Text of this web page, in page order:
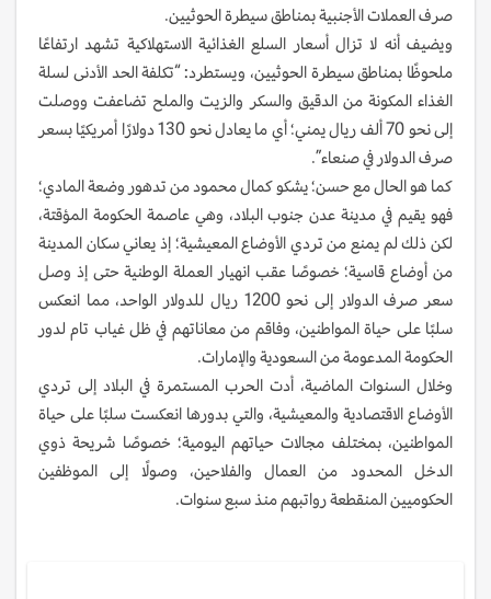
صرف العملات الأجنبية بمناطق سيطرة الحوثيين.
ويضيف أنه لا تزال أسعار السلع الغذائية الاستهلاكية تشهد ارتفاعًا
ملحوظًا بمناطق سيطرة الحوثيين، ويستطرد: “تكلفة الحد الأدنى لسلة
الغذاء المكونة من الدقيق والسكر والزيت والملح تضاعفت ووصلت
إلى نحو 70 ألف ريال يمني؛ أي ما يعادل نحو 130 دولارًا أمريكيًا بسعر
صرف الدولار في صنعاء”.
كما هو الحال مع حسن؛ يشكو كمال محمود من تدهور وضعة المادي؛
فهو يقيم في مدينة عدن جنوب البلاد، وهي عاصمة الحكومة المؤقتة،
لكن ذلك لم يمنع من تردي الأوضاع المعيشية؛ إذ يعاني سكان المدينة
من أوضاع قاسية؛ خصوصًا عقب انهيار العملة الوطنية حتى إذ وصل
سعر صرف الدولار إلى نحو 1200 ريال للدولار الواحد، مما انعكس
سلبًا على حياة المواطنين، وفاقم من معاناتهم في ظل غياب تام لدور
الحكومة المدعومة من السعودية والإمارات.
وخلال السنوات الماضية، أدت الحرب المستمرة في البلاد إلى تردي
الأوضاع الاقتصادية والمعيشية، والتي بدورها انعكست سلبًا على حياة
المواطنين، بمختلف مجالات حياتهم اليومية؛ خصوصًا شريحة ذوي
الدخل المحدود من العمال والفلاحين، وصولًا إلى الموظفين
الحكوميين المنقطعة رواتبهم منذ سبع سنوات.